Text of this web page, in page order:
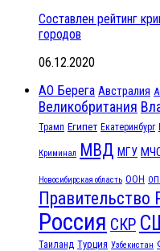
Составлен рейтинг
городов
06.12.2020
АО Берега Австралия
Великобритания
Трамп Египет Екатеринбург
Криминал МВД МГУ
Новосибирская область ООН
Правительство
Россия СКР
Таиланд Турция Узбекистан